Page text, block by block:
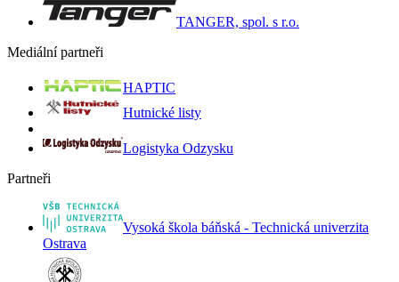
TANGER, spol. s r.o.
Mediální partneři
HAPTIC
Hutnické listy
Logistyka Odzysku
Partneři
Vysoká škola báňská - Technická univerzita
Ostrava